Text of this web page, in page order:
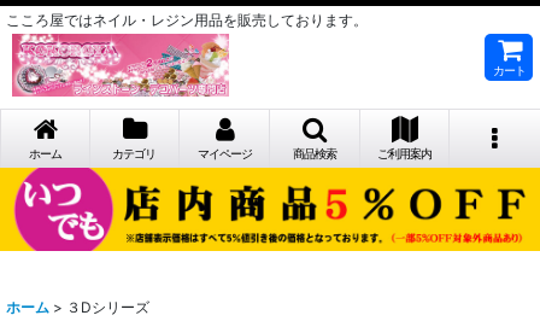
こころ屋ではネイル・レジン用品を販売しております。
カート
ホーム カテゴリ マイページ 商品検索 ご利用案内
ホーム > ３Dシリーズ